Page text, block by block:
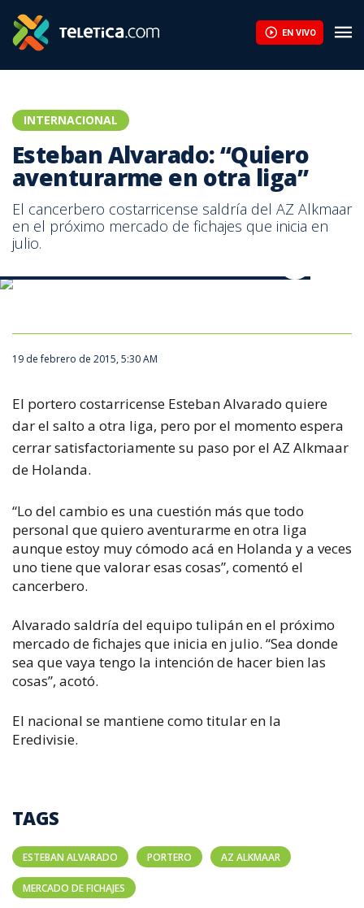
EN VIVO
INTERNACIONAL
Esteban Alvarado: “Quiero
aventurarme en otra liga”
El cancerbero costarricense saldría del AZ Alkmaar
en el próximo mercado de fichajes que inicia en
julio.
19 de febrero de 2015, 5:30 AM
El portero costarricense Esteban Alvarado quiere
dar el salto a otra liga, pero por el momento espera
cerrar satisfactoriamente su paso por el AZ Alkmaar
de Holanda.
“Lo del cambio es una cuestión más que todo
personal que quiero aventurarme en otra liga
aunque estoy muy cómodo acá en Holanda y a veces
uno tiene que valorar esas cosas”, comentó el
cancerbero.
Alvarado saldría del equipo tulipán en el próximo
mercado de fichajes que inicia en julio. “Sea donde
sea que vaya tengo la intención de hacer bien las
cosas”, acotó.
El nacional se mantiene como titular en la
Eredivisie.
TAGS
ESTEBAN ALVARADO PORTERO AZ ALKMAAR
MERCADO DE FICHAJES